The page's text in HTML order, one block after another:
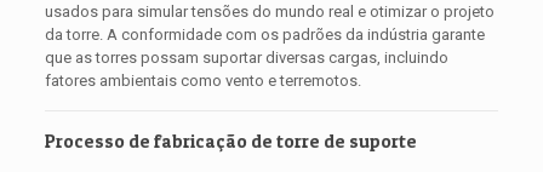
usados ​​para simular tensões do mundo real e otimizar o projeto
da torre. A conformidade com os padrões da indústria garante
que as torres possam suportar diversas cargas, incluindo
fatores ambientais como vento e terremotos.
Processo de fabricação de torre de suporte